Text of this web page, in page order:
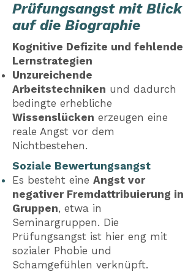
Prüfungsangst mit Blick
auf die Biographie
Kognitive Defizite und fehlende
Lernstrategien
Unzureichende
Arbeitstechniken und dadurch
bedingte erhebliche
Wissenslücken erzeugen eine
reale Angst vor dem
Nichtbestehen.
Soziale Bewertungsangst
Es besteht eine Angst vor
negativer Fremdattribuierung in
Gruppen, etwa in
Seminargruppen. Die
Prüfungsangst ist hier eng mit
sozialer Phobie und
Schamgefühlen verknüpft.